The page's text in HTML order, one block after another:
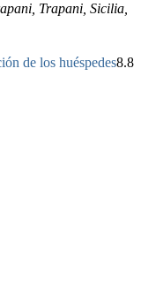
Trapani Sicilia
de los huéspedes8.8